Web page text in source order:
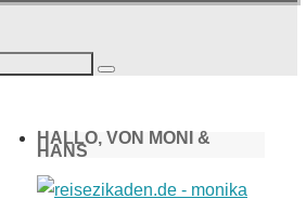
Suchen
HALLO, VON MONI &
HANS